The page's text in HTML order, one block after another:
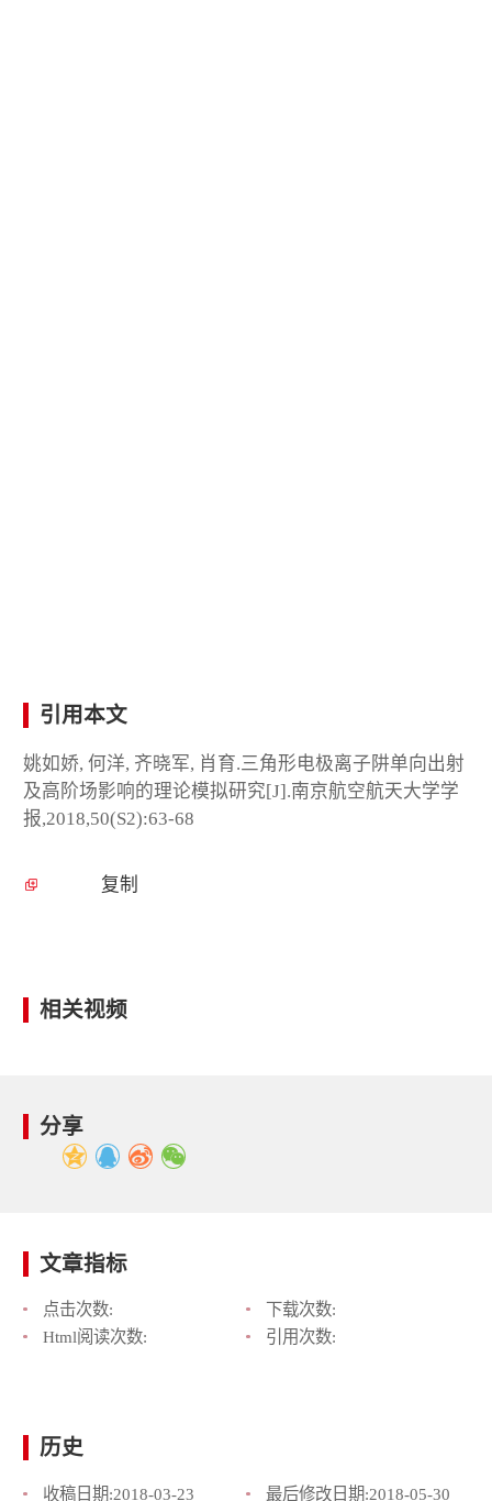
引用本文
姚如娇, 何洋, 齐晓军, 肖育.三角形电极离子阱单向出射
及高阶场影响的理论模拟研究[J].南京航空航天大学学
报,2018,50(S2):63-68
复制
相关视频
分享
文章指标
点击次数:
下载次数:
Html阅读次数:
引用次数:
历史
收稿日期:2018-03-23 最后修改日期:2018-05-30